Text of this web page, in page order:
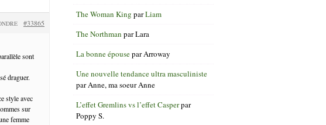
#33865
sont
draguer.
style avec
sur
femme
The Woman King parLiam
The Northman parLara
La bonne épouseparArroway
Une nouvelle tendance ultra masculiniste
parAnne, ma soeur Anne
L’effet Gremlins vs l’effet Casperpar
Poppy S.